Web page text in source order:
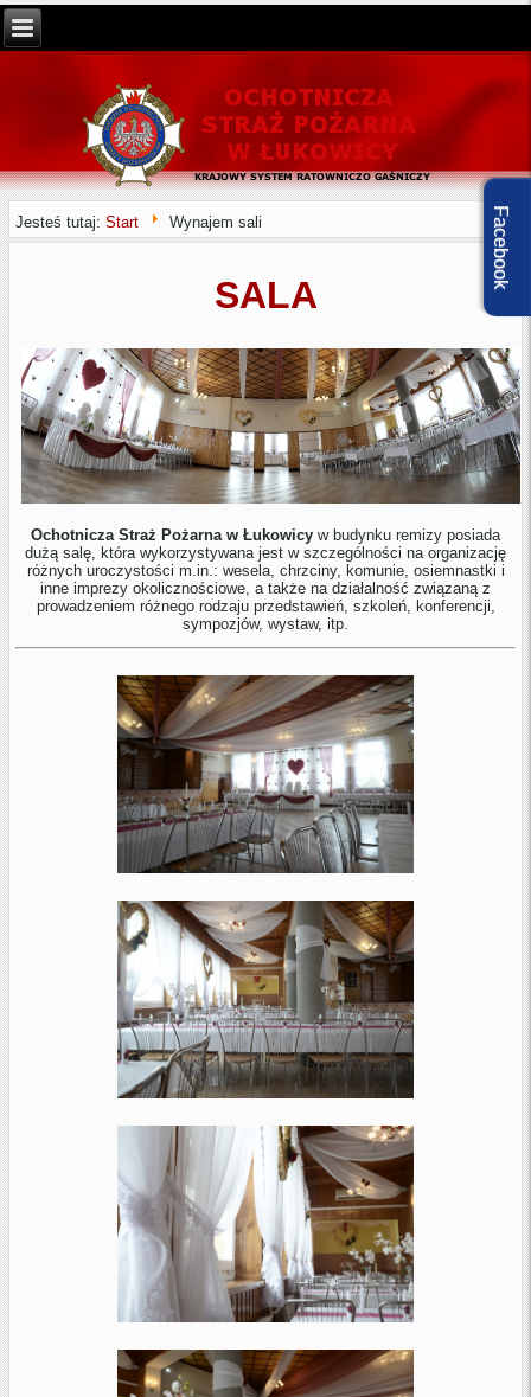
Jesteś tutaj:Start Wynajem sali
SALA
Ochotnicza Straż Pożarna w Łukowicy w budynku remizy posiada
dużą salę, która wykorzystywana jest w szczególności na organizację
różnych uroczystości m.in.: wesela, chrzciny, komunie, osiemnastki i
inne imprezy okolicznościowe, a także na działalność związaną z
prowadzeniem różnego rodzaju przedstawień, szkoleń, konferencji,
sympozjów, wystaw, itp.
Facebook